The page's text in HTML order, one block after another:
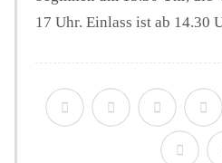
17 Uhr. Einlass ist ab 14.30